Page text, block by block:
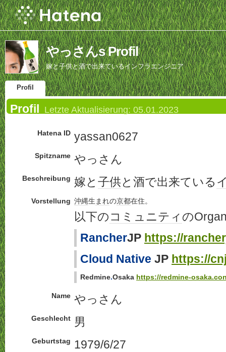
やっさんs Profil
嫁と子供と酒で出来ているインフラエンジニア
Profil
Profil Letzte Aktualisierung: 05.01.2023
Hatena ID yassan0627
Spitzname やっさん
Beschreibung 嫁と 子供と酒で出来ている
Vorstellung 沖縄生まれの京都在住。
以下のコミュニティ の
RancherJP https://
Cloud Native JP https://
Redmine.Osaka https://redmine-
Name やっさん
Geschlecht 男
Geburtstag 1979/6/27